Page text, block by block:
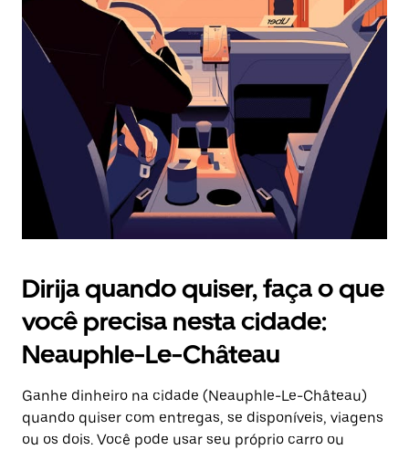
Pressione
a
tecla
“ESC”
o
calendário.
Dirija quando quiser, faça o que
você precisa nesta cidade:
Neauphle-Le-Château
Ganhe dinheiro na cidade (Neauphle-Le-Château)
quando quiser com entregas, se disponíveis, viagens
ou os dois. Você pode usar seu próprio carro ou